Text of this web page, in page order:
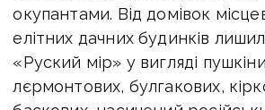
окупантами. Від домівок
елітних дачних будинків
«Руский мір» у вигляді
лєрмонтових, булгакових,